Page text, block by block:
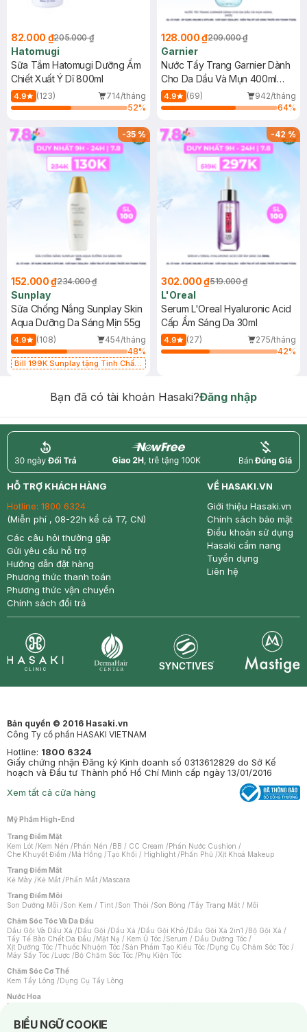
82.000 ₫205.000 ₫
Hatomugi
Sữa Tắm Hatomugi Dưỡng Ẩm
Chiết Xuất Ý Dĩ 800ml
4.9 (123)
714/tháng
52%
128.000 ₫209.000 ₫
Garnier
Nước Tẩy Trang Garnier Dành
Cho Da Dầu Và Mụn 400ml
(Mới)
4.9 (69)
942/tháng
64%
-35%
152.000 ₫234.000 ₫
Sunplay
Sữa Chống Nắng Sunplay Skin
Aqua Dưỡng Da Sáng Mịn 55g
4.9 (108)
454/tháng
48%
Bill 199K Sunplay tặng Tinh Chất
-42%
302.000 ₫519.000 ₫
L'Oreal
Serum L'Oreal Hyaluronic Acid
Cấp Ẩm Sáng Da 30ml
4.9 (27)
275/tháng
42%
Bạn đã có tài khoản Hasaki?Đăng nhập
return nowfree price
HỖ TRỢ KHÁCH HÀNG
Hotline: 1800 6324
(Miễn phí , 08-22h kể cả T7, CN)
Các câu hỏi thường gặp
Gửi yêu cầu hỗ trợ
Hướng dẫn đặt hàng
Phương thức thanh toán
Phương thức vận chuyển
Chính sách đổi trả
VỀ HASAKI.VN
Giới thiệu Hasaki.vn
Chính sách bảo mật
Điều khoản sử dụng
Hasaki cẩm nang
Tuyển dụng
Liên hệ
Bản quyền © 2016 Hasaki.vn
Công Ty cổ phần HASAKI VIETNAM
Hotline: 1800 6324
Giấy chứng nhận Đăng ký Kinh doanh số 0313612829 do Sở Kế
hoạch và Đầu tư Thành phố Hồ Chí Minh cấp ngày 13/01/2016
Xem tất cả cửa hàng
Mỹ Phẩm High-End
Trang Điểm Mặt
Kem Lót /Kem Nền /Phấn Nền /BB / CC Cream /Phấn Nước Cushion /
Che Khuyết Điểm /Má Hồng /Tạo Khối / Highlight /Phấn Phủ /Xịt Khoá Makeup
Trang Điểm Mắt
Kẻ Mày /Kẻ Mắt /Phấn Mắt /Mascara
Trang Điểm Môi
Son Dưỡng Môi /Son Kem / Tint /Son Thỏi /Son Bóng /Tẩy Trang Mắt / Môi
Chăm Sóc Tóc Và Da Đầu
Dầu Gội Và Dầu Xả /Dầu Gội /Dầu Xả /Dầu Gội Khô /Dầu Gội Xả 2in1 /Bộ Gội Xả /
Tẩy Tế Bào Chết Da Đầu /Mặt Nạ / Kem Ủ Tóc /Serum / Dầu Dưỡng Tóc /
Xịt Dưỡng Tóc /Thuốc Nhuộm Tóc /Sản Phẩm Tạo Kiểu Tóc /Dụng Cụ Chăm Sóc Tóc /
Máy Sấy Tóc /Lược /Bộ Chăm Sóc Tóc /Phụ Kiện Tóc
Chăm Sóc Cơ Thể
Kem Tẩy Lông /Dụng Cụ Tẩy Lông
Nước Hoa
Nước Hoa Nữ
Chăm Sóc Cá Nhân
BIỂU NGỮ COOKIE
Notice about cookies usage